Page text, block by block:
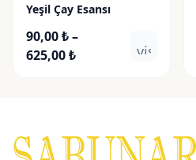
Yeşil Çay Esansı
90,00₺–
625,00₺Fiyat
visibility